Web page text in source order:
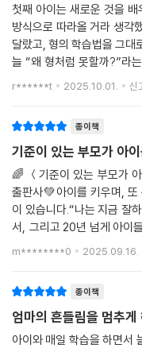
--- p.314
첫째 아이는 새로운 것을
방식으로 따라올 거라 생각
달랐고, 형의 학습법을 그대
늘 “왜 형처럼 못할까?”라
달음을 주었습니다.《기준
r******t 2025.10.01. 신
종이책
기준이 있는 부모가 아
🌈 ＜기준이 있는 부모가
출판사💚아이를 키우며, 또
이 있습니다.“나는 지금 잘
서, 그리고 20년 넘게 아이
마음이 앞섰습니다. 하지만
m********0 2025.09.16.
종이책
엄마의 흔들림을 멈추게
아이와 매일 학습을 하면서